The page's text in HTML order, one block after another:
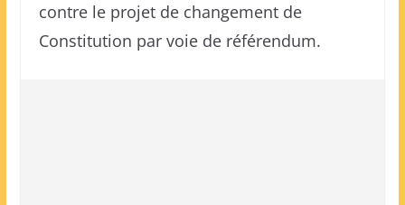
contre le projet de changement de
Constitution par voie de référendum.